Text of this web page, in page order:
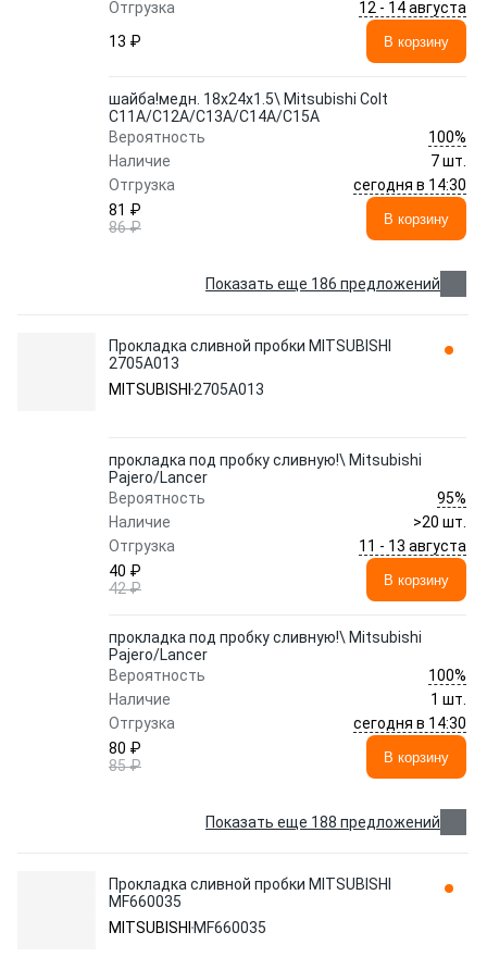
Отгрузка
12 - 14 августа
13 ₽
В корзину
шайба!медн. 18x24x1.5\ Mitsubishi Colt
C11A/C12A/C13A/C14A/C15A
Вероятность
100%
Наличие
7 шт.
Отгрузка
сегодня в 14:30
81 ₽
86 ₽
В корзину
Показать еще 186 предложений
Прокладка сливной пробки MITSUBISHI
2705A013
MITSUBISHI 2705A013
прокладка под пробку сливную!\ Mitsubishi
Pajero/Lancer
Вероятность
95%
Наличие
>20 шт.
Отгрузка
11 - 13 августа
40 ₽
42 ₽
В корзину
прокладка под пробку сливную!\ Mitsubishi
Pajero/Lancer
Вероятность
100%
Наличие
1 шт.
Отгрузка
сегодня в 14:30
80 ₽
85 ₽
В корзину
Показать еще 188 предложений
Прокладка сливной пробки MITSUBISHI
MF660035
MITSUBISHI MF660035